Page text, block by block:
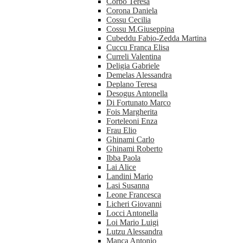
Corona Daniela
Cossu Cecilia
Cossu M.Giuseppina
Cubeddu Fabio-Zedda Martina
Cuccu Franca Elisa
Curreli Valentina
Deligia Gabriele
Demelas Alessandra
Deplano Teresa
Desogus Antonella
Di Fortunato Marco
Fois Margherita
Forteleoni Enza
Frau Elio
Ghinami Carlo
Ghinami Roberto
Ibba Paola
Lai Alice
Landini Mario
Lasi Susanna
Leone Francesca
Licheri Giovanni
Locci Antonella
Loi Mario Luigi
Lutzu Alessandra
Manca Antonio